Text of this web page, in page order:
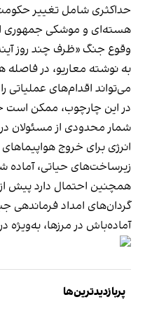
حداکثری شامل تغییر
هسته‌ای و موشکی جمهوری
وقوع جنگ «ظرف چند روز
به نوشته معاریو، در فاصله
می‌تواند اقدام‌های
در این چارچوب، ممکن است
شمار محدودی از مسئولان
انرژی برای خروج
زیرساخت‌های حیاتی، آماده
همچنین احتمال دارد پیش
گردان‌های امداد
آماده‌باش در مرزها، به‌ویژه
پربازدیدترین‌ها